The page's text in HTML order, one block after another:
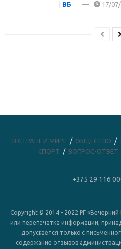
| ВБ 17/
В СТРАНЕ И МИРЕ ОБЩЕСТВО
СПОРТ
ВОПРОС-ОТВЕТ
+375 29 116
Copyright © 2014 - 2022 РГ
или перепечатка информации,
допускается только с
содержание отзывов